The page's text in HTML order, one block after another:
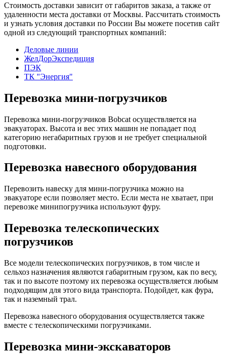
Стоимость доставки зависит от габаритов заказа, а также от
удаленности места доставки от Москвы. Рассчитать стоимость
и узнать условия доставки по России Вы можете посетив сайт
одной из следующий транспортных компаний:
Деловые линии
ЖелДорЭкспедиция
ПЭК
ТК "Энергия"
Перевозка мини-погрузчиков
Перевозка мини-погрузчиков Bobcat осуществляется на
эвакуаторах. Высота и вес этих машин не попадает под
категорию негабаритных грузов и не требует специальной
подготовки.
Перевозка навесного оборудования
Перевозить навеску для мини-погрузчика можно на
эвакуаторе если позволяет место. Если места не хватает, при
перевозке минипогрузчика используют фуру.
Перевозка телескопических
погрузчиков
Все модели телескопических погрузчиков, в том числе и
сельхоз назначения являются габаритным грузом, как по весу,
так и по высоте поэтому их перевозка осуществляется любым
подходящим для этого вида транспорта. Подойдет, как фура,
так и наземный трал.
Перевозка навесного оборудования осуществляется также
вместе с телескопическими погрузчиками.
Перевозка мини-экскаваторов